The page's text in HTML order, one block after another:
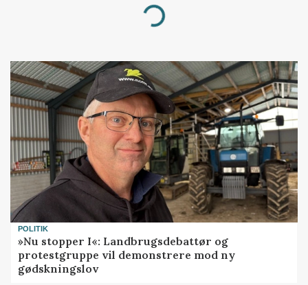
Loading...
POLITIK
»Nu stopper I«: Landbrugsdebattør og
protestgruppe vil demonstrere mod ny
gødskningslov